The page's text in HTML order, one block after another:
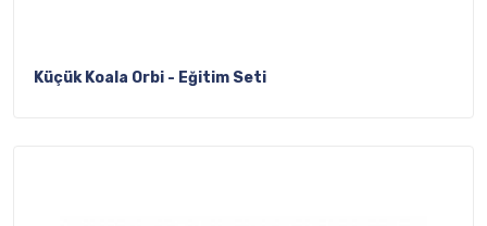
Küçük Koala Orbi - Eğitim Seti